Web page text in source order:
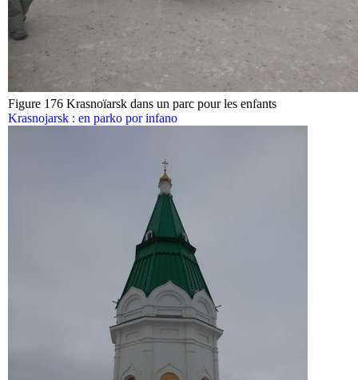
Figure 176 Krasnoïarsk dans un parc pour les enfants
Krasnojarsk : en parko por infano